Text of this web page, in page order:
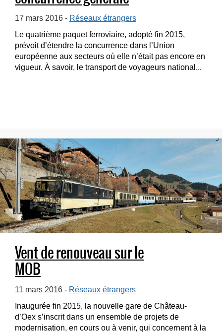
17 mars 2016 - Réseaux étrangers
Le quatrième paquet ferroviaire, adopté fin 2015,
prévoit d’étendre la concurrence dans l’Union
européenne aux secteurs où elle n’était pas encore en
vigueur. À savoir, le transport de voyageurs national...
Vent de renouveau sur le
MOB
11 mars 2016 - Réseaux étrangers
Inaugurée fin 2015, la nouvelle gare de Château-
d’Oex s’inscrit dans un ensemble de projets de
modernisation, en cours ou à venir, qui concernent à la